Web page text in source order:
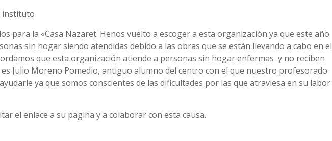
instituto
para la «Casa Nazaret. Henos vuelto a escoger a esta organización ya que este año
sin hogar siendo atendidas debido a las obras que se están llevando a cabo en el
que esta organización atiende a personas sin hogar enfermas y no reciben
Julio Moreno Pomedio, antiguo alumno del centro con el que nuestro profesorado
ya que somos conscientes de las dificultades por las que atraviesa en su labor
el enlace a su pagina y a colaborar con esta causa.